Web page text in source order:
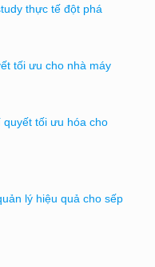
thực tế đột phá
tối ưu cho nhà máy
quyết tối ưu hóa cho
lý hiệu quả cho sếp